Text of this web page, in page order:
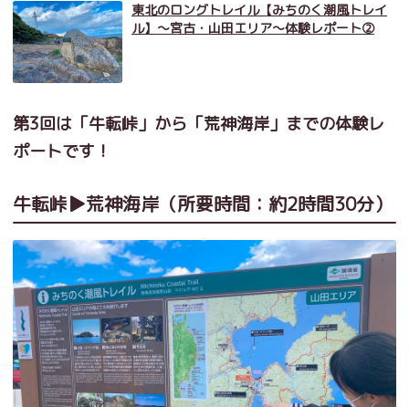
東北のロングトレイル【みちのく潮風トレイ
ル】～宮古・山田エリア～体験レポート②
第3回は「牛転峠」から「荒神海岸」までの体験レ
ポートです！
牛転峠▶荒神海岸（所要時間：約2時間30分）